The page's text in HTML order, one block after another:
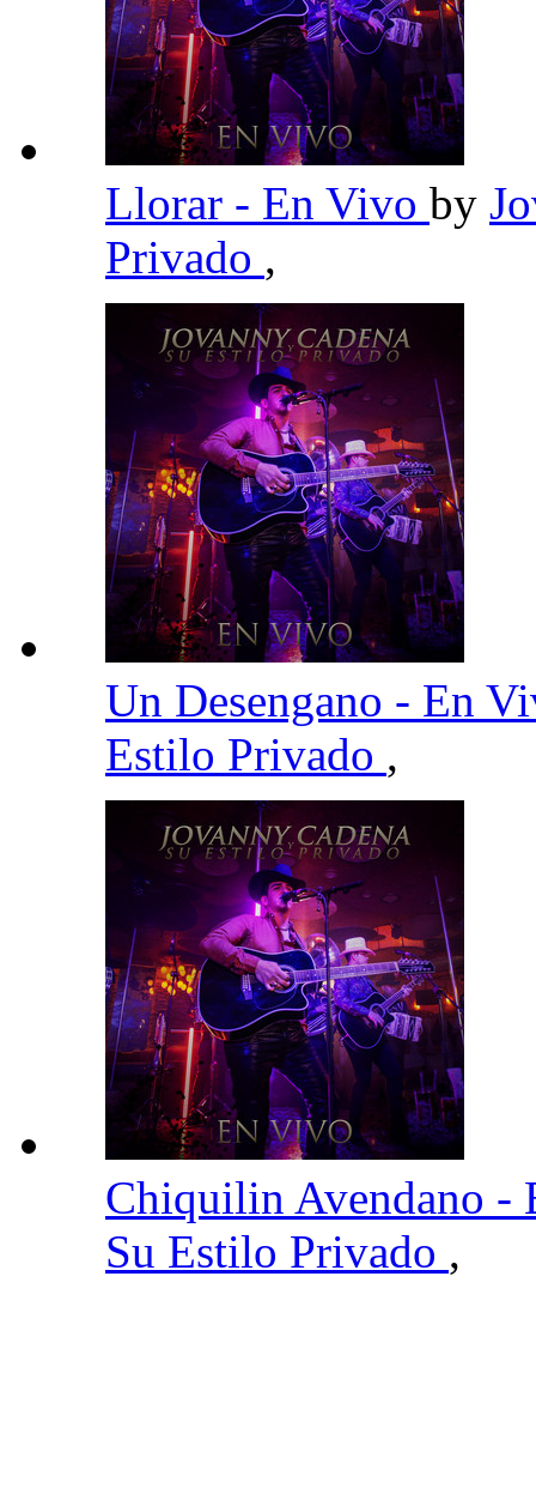
Llorar - En Vivo by
Privado ,
Un Desengano - En
Estilo Privado ,
Chiquilin Avendano
Su Estilo Privado ,